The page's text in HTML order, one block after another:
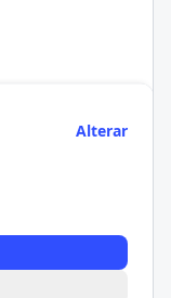
Alterar